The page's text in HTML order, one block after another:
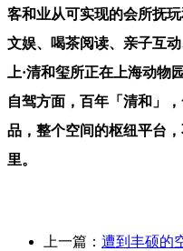
客和业从可实现的会所抚
文娱、喝茶阅读、亲子互
上·清和玺所正在上海动物
自驾方面，百年「清和」
品，整个空间的枢纽平台
里。
上一篇： 遭到丰硕的